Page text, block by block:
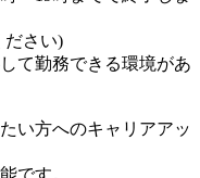
さい)
て勤務できる環境があ
い方へのキャリアアッ
です。